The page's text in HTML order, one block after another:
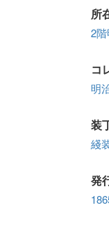
所
2
コ
明
装
綫
発